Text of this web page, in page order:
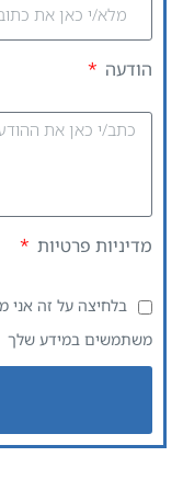
הודעה
מדיניות פרטיות
בלחיצה על זה אני
משתמשים במידע שלך